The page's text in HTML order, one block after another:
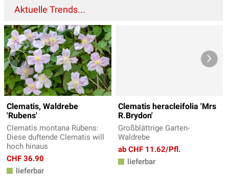
Aktuelle Trends...
Clematis, Waldrebe
'Rubens'
Clematis montana Rubens:
Diese duftende Clematis will
hoch hinaus
CHF 36.90
lieferbar
Clematis heracleifolia 'Mrs
R.Brydon'
Großblättrige Garten-
Waldrebe
ab CHF 11.62/Pfl.
lieferbar